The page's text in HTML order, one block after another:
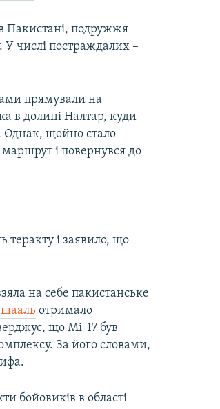
Пакистані, подружжя
У числі постраждалих –
прямували на
в долині Налтар, куди
Однак, щойно стало
маршрут і повернувся до
теракту і заявило, що
на себе пакистанське
отримало
що Мі-17 був
За його словами,
бойовиків в області